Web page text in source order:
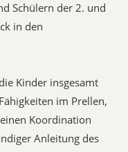
Schülern der 2. und
in den
Kinder insgesamt
im Prellen,
Koordination
Anleitung des